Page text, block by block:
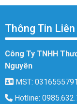
Thông Tin Liên
Công Ty TNHH
Nguyên
MST: 0316555791
Hotline: